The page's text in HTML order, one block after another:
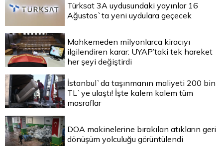
Türksat 3A uydusundaki yayınlar 16
Ağustos`ta yeni uydulara geçecek
Mahkemeden milyonlarca kiracıyı
ilgilendiren karar: UYAP’taki tek hareket
her şeyi değiştirdi
İstanbul`da taşınmanın maliyeti 200 bin
TL`ye ulaştı! İşte kalem kalem tüm
masraflar
DOA makinelerine bırakılan atıkların geri
dönüşüm yolculuğu görüntülendi